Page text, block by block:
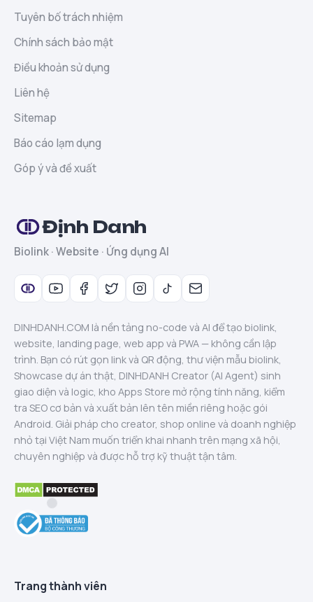
Tuyên bố trách nhiệm
Chính sách bảo mật
Điều khoản sử dụng
Liên hệ
Sitemap
Báo cáo lạm dụng
Góp ý và đề xuất
Định Danh
Biolink · Website · Ứng dụng AI
DINHDANH.COM là nền tảng no-code và AI để tạo biolink,
website, landing page, web app và PWA — không cần lập
trình. Bạn có rút gọn link và QR động, thư viện mẫu biolink,
Showcase dự án thật, DINHDANH Creator (AI Agent) sinh
giao diện và logic, kho Apps Store mở rộng tính năng, kiểm
tra SEO cơ bản và xuất bản lên tên miền riêng hoặc gói
Android. Giải pháp cho creator, shop online và doanh nghiệp
nhỏ tại Việt Nam muốn triển khai nhanh trên mạng xã hội,
chuyên nghiệp và được hỗ trợ kỹ thuật tận tâm.
Trang thành viên